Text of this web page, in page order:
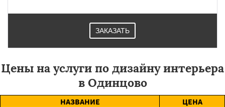
ЗАКАЗАТЬ
Цены на услуги по дизайну интерьера
в Одинцово
НАЗВАНИЕ
ЦЕНА